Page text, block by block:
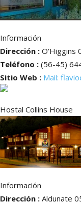
Información
Dirección : O'Higgins
Teléfono : (56-45)
Sitio Web : Mail:
Hostal Collins House
Información
Dirección : Aldunate